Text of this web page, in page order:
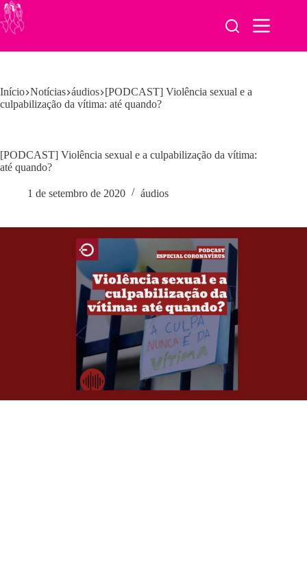
Pular
para
o
Início Notícias áudios [PODCAST] Violência sexual e a
culpabilização da vítima: até quando?
[PODCAST] Violência sexual e a culpabilização da vítima:
até quando?
1 de setembro de 2020 áudios